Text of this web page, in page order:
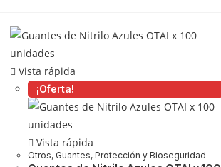
Vista rápida
¡Oferta!
Vista rápida
Otros, Guantes, Protección y Bioseguridad